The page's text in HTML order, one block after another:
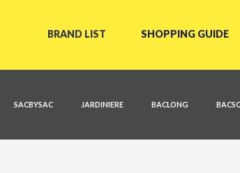
BRAND LIST SHOPPING GUIDE
SACBYSAC JARDINIERE BACLONG